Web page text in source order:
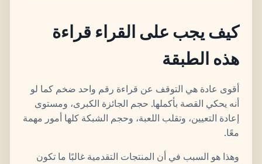
كيف يجب على القراء قراءة
هذه الطبقة
أقوى عادة هي التوقف عن قراءة رقم واحد ضخم كما لو
أنه يحكي القصة بأكملها. حجم الجائزة الكبرى، ومستوى
إعادة التعيين، وتقلب اللعبة، وحجم الشبكة كلها أمور مهمة
معًا.
وهذا هو السبب في أن المنتجات التقدمية غالبًا ما تكون